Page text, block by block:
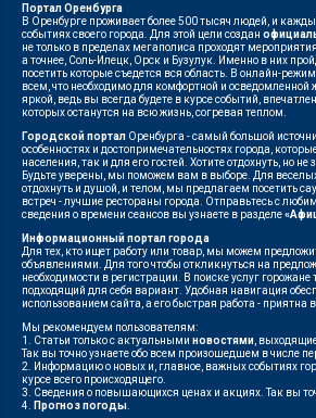
Портал Оренбурга
В Оренбурге проживает более 500 тысяч людей, и
событиях своего города. Для этой цели создан
не только в пределах мегаполиса проходят
а точнее, Соль-Илецк, Орск и Бузулук. Именно в них
посетить которые съедется вся область. В онлайн-
всем, что необходимо для комфортной и
яркой, ведь вы всегда будете в курсе событий,
которых останутся на всю жизнь, согревая теплом.
Городской портал Оренбурга - самый большой
особенностях и достопримечательностях города,
населения, так и для его гостей. Хотите отдохнуть, но не
Будьте уверены, мы поможем вам в выборе. Для
отдохнуть и душой, и телом, мы предлагаем посетить
встреч - лучшие рестораны города. Отправьтесь с
сведения о времени сеансов вы узнаете в разделе
Информационный портал города
Для тех, кто ищет работу или товар, мы можем
объявлениями. Для того чтобы откликнуться на
необходимости в регистрации. В поиске услуг горожане
подходящий для себя вариант. Удобная навигация
использованием сайта, а его быстрая работа - приятна
Мы рекомендуем пользователям:
1. Статьи только с актуальными новостями ,
Так вы точно узнаете обо всем произошедшем в числе
2. Информацию о новых и, главное, важных событиях
курсе всего происходящего.
3. Сведения о повышающихся ценах и акциях. Так вы
4.
Прогноз погоды